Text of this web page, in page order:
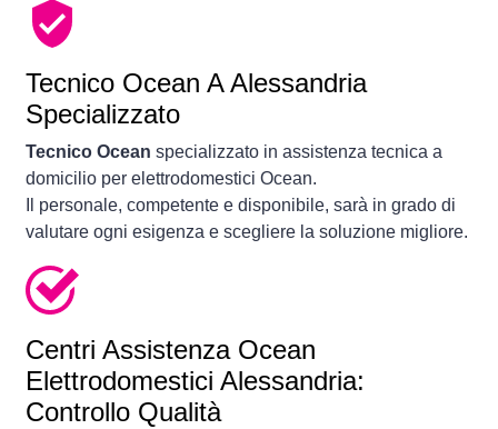
Tecnico Ocean A Alessandria
Specializzato
Tecnico Ocean specializzato in assistenza tecnica a
domicilio per elettrodomestici Ocean.
Il personale, competente e disponibile, sarà in grado di
valutare ogni esigenza e scegliere la soluzione migliore.
Centri Assistenza Ocean
Elettrodomestici Alessandria:
Controllo Qualità